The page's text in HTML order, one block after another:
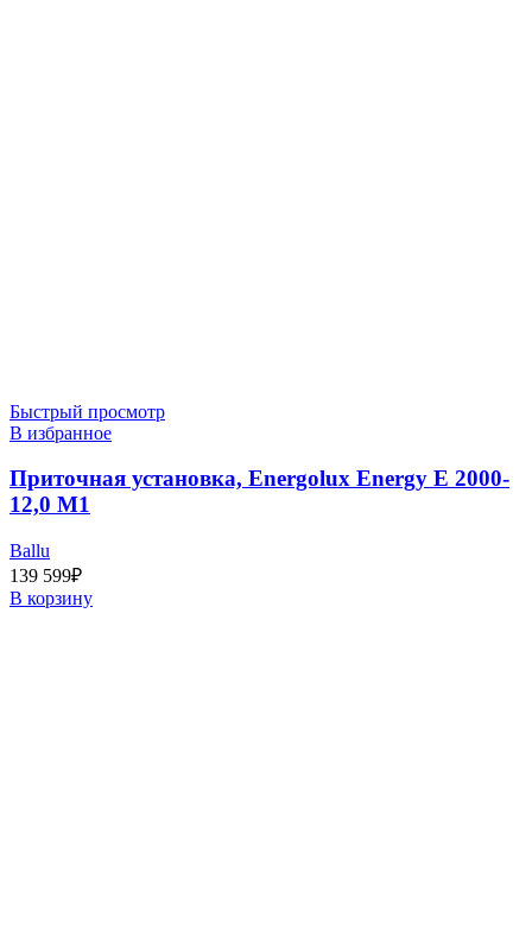
Быстрый просмотр
В избранное
Приточная установка, Energolux Energy E 2000-
12,0 M1
Ballu
139 599₽
В корзину